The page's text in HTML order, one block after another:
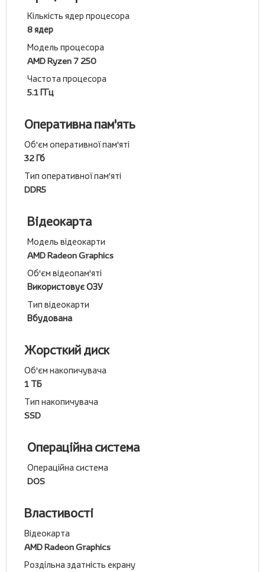
Кількість ядер процесора
8 ядер
Модель процесора
AMD Ryzen 7 250
Частота процесора
5.1 ГГц
Оперативна пам'ять
Об'єм оперативної пам'яті
32 Гб
Тип оперативної пам'яті
DDR5
Відеокарта
Модель відеокарти
AMD Radeon Graphics
Об'єм відеопам'яті
Використовує ОЗУ
Тип відеокарти
Вбудована
Жорсткий диск
Об'єм накопичувача
1 ТБ
Тип накопичувача
SSD
Операційна система
Операційна система
DOS
Властивості
Відеокарта
AMD Radeon Graphics
Роздільна здатність екрану